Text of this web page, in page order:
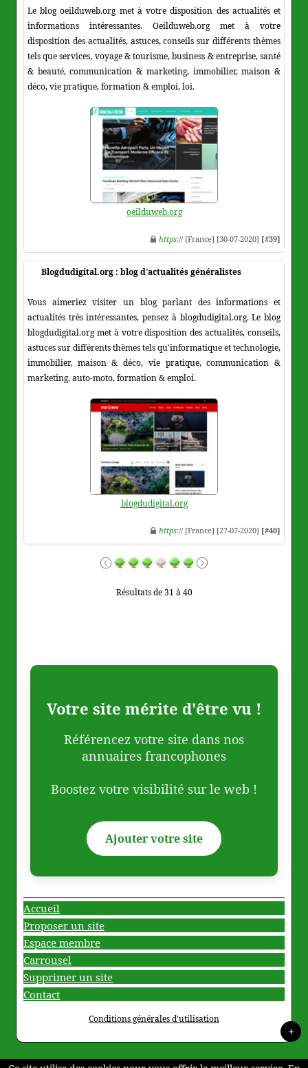
Le blog oeilduweb.org met à votre disposition des actualités et
informations intéressantes. Oeilduweb.org met à votre
disposition des actualités, astuces, conseils sur différents thèmes
tels que services, voyage & tourisme, business & entreprise, santé
& beauté, communication & marketing, immobilier, maison &
déco, vie pratique, formation & emploi, loi.
oeilduweb.org
https:// [France] [30-07-2020] [#39]
Blogdudigital.org : blog d'actualités généralistes
Vous aimeriez visiter un blog parlant des informations et
actualités très intéressantes, pensez à blogdudigital.org. Le blog
blogdudigital.org met à votre disposition des actualités, conseils,
astuces sur différents thèmes tels qu'informatique et technologie,
immobilier, maison & déco, vie pratique, communication &
marketing, auto-moto, formation & emploi.
blogdudigital.org
https:// [France] [27-07-2020] [#40]
Résultats de 31 à 40
Votre site mérite d'être vu !
Référencez votre site dans nos
annuaires francophones
Boostez votre visibilité sur le web !
Ajouter votre site
Accueil
Proposer un site
Espace membre
Carrousel
Supprimer un site
Contact
Conditions générales d'utilisation
+